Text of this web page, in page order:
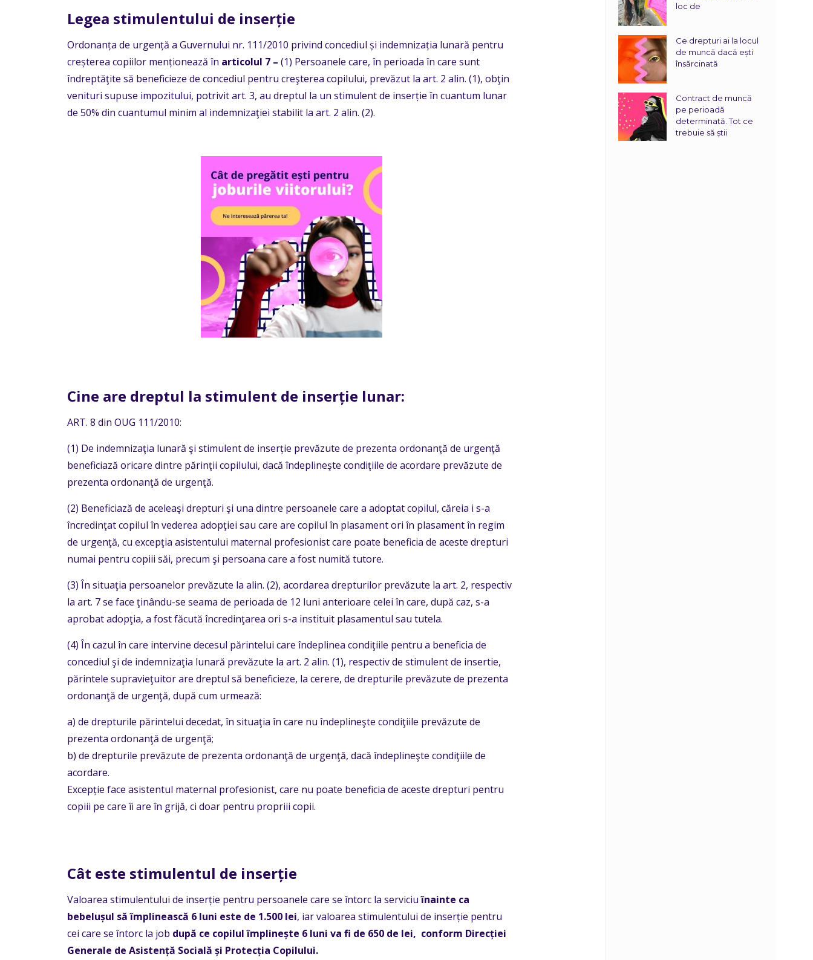
Legea stimulentului de inserție
Ordonanța de urgență a Guvernului nr. 111/2010 privind concediul și indemnizația lunară pentru
creșterea copiilormenționează în articolul 7 – (1) Persoanele care, în perioada în care sunt
îndreptăţite să beneficieze de concediul pentru creşterea copilului, prevăzut la art. 2 alin. (1), obţin
venituri supuse impozitului, potrivit art. 3, au dreptul la un stimulent de inserție în cuantum lunar
de 50% din cuantumul minim al indemnizaţiei stabilit la art. 2 alin. (2).
Cine are dreptul la stimulent de inserție lunar:
ART. 8 din OUG 111/2010:
(1) De indemnizaţia lunară şi stimulent de inserție prevăzute de prezenta ordonanţă de urgenţă
beneficiază oricare dintre părinţii copilului, dacă îndeplineşte condiţiile de acordare prevăzute de
prezenta ordonanţă de urgenţă.
(2) Beneficiază de aceleaşi drepturi şi una dintre persoanele care a adoptat copilul, căreia i s-a
încredinţat copilul în vederea adopţiei sau care are copilul în plasament ori în plasament în regim
de urgenţă, cu excepţia asistentului maternal profesionist care poate beneficia de aceste drepturi
numai pentru copiii săi, precum şi persoana care a fost numită tutore.
(3) În situaţia persoanelor prevăzute la alin. (2), acordarea drepturilor prevăzute la art. 2, respectiv
la art. 7 se face ţinându-se seama de perioada de 12 luni anterioare celei în care, după caz, s-a
aprobat adopţia, a fost făcută încredinţarea ori s-a instituit plasamentul sau tutela.
(4) În cazul în care intervine decesul părintelui care îndeplinea condiţiile pentru a beneficia de
concediul şi de indemnizaţia lunară prevăzute la art. 2 alin. (1), respectiv de stimulent de insertie,
părintele supravieţuitor are dreptul să beneficieze, la cerere, de drepturile prevăzute de prezenta
ordonanţă de urgenţă, după cum urmează:
a) de drepturile părintelui decedat, în situaţia în care nu îndeplineşte condiţiile prevăzute de
prezenta ordonanţă de urgenţă;
b) de drepturile prevăzute de prezenta ordonanţă de urgenţă, dacă îndeplineşte condiţiile de
acordare.
Excepție face asistentul maternal profesionist, care nu poate beneficia de aceste drepturi pentru
copiii pe care îi are în grijă, ci doar pentru propriii copii.
Cât este stimulentul de inserție
Valoarea stimulentului de inserție pentru persoanele care se întorc la serviciuînainte ca
bebelușul să împlinească 6 luni este de 1.500 lei, iar valoarea stimulentului de inserție pentru
cei care se întorc la job după ce copilul împlinește 6 luni va fi de 650 de lei, conform Direcției
Generale de Asistență Socială și Protecția Copilului.
loc de
Ce drepturi ai la locul
de muncă dacă ești
însărcinată
Contract de muncă
pe perioadă
determinată. Tot ce
trebuie să știi